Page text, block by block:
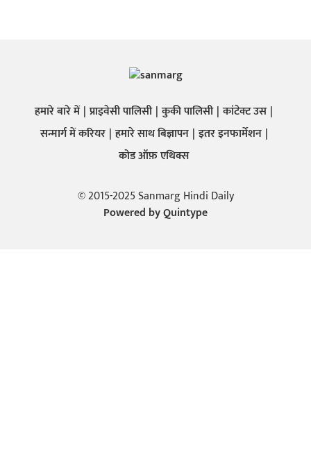
हमारे बारे में प्राइवेसी पालिसी कुकी पालिसी कांटेक्ट उस
सन्मार्ग में करियर हमारे साथ बिज्ञापन इतर इनफार्मेशन
कोड ऑफ़ एथिक्स
© 2015-2025 Sanmarg Hindi Daily
Powered byQuintype